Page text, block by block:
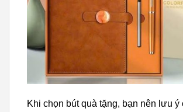
Khi chọn bút quà tặng, bạn nên lưu ý